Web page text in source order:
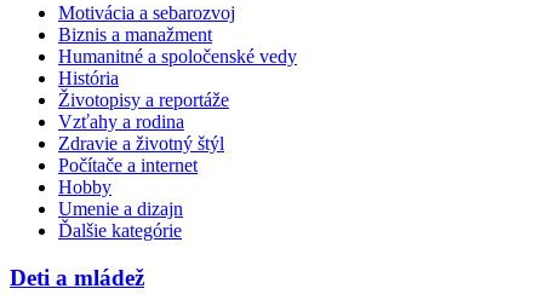
Motivácia a sebarozvoj
Biznis a manažment
Humanitné a spoločenské vedy
História
Životopisy a reportáže
Vzťahy a rodina
Zdravie a životný štýl
Počítače a internet
Hobby
Umenie a dizajn
Ďalšie kategórie
Deti a mládež